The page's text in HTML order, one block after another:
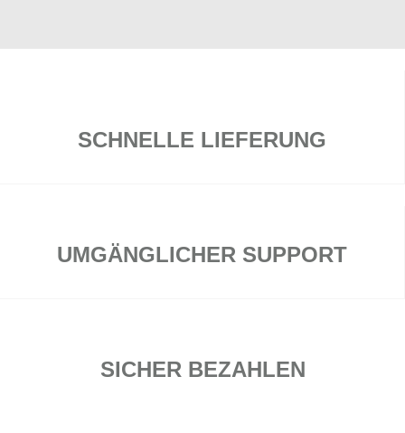
SCHNELLE LIEFERUNG
UMGÄNGLICHER SUPPORT
SICHER BEZAHLEN